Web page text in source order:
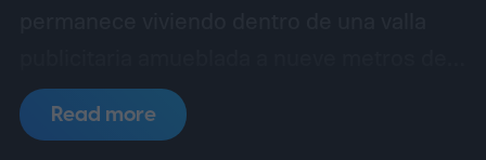
altura sobre Sunset Boulevard, en la
intersección con Selma Avenue, en West
Read more